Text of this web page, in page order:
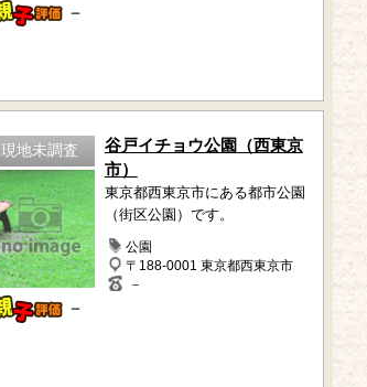
－
現地未調査
－
谷戸イチョウ公園（西東京
市）
東京都西東京市にある都市公園
（街区公園）です。
公園
〒188-0001 東京都西東京市
－